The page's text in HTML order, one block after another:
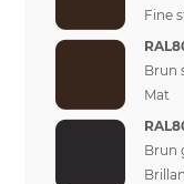
Fine
Brun
Mat
Brun